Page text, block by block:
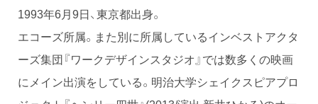
1993年6月9日、東京都出身。
エコーズ所属。また別に所属しているインベストアクタ
ーズ集団『ワークデザインスタジオ』では数多くの映画
にメイン出演をしている。明治大学シェイクスピアプロ